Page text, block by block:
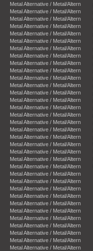
Metal Alternative / Metal/Altern
Metal Alternative / Metal/Altern
Metal Alternative / Metal/Altern
Metal Alternative / Metal/Altern
Metal Alternative / Metal/Altern
Metal Alternative / Metal/Altern
Metal Alternative / Metal/Altern
Metal Alternative / Metal/Altern
Metal Alternative / Metal/Altern
Metal Alternative / Metal/Altern
Metal Alternative / Metal/Altern
Metal Alternative / Metal/Altern
Metal Alternative / Metal/Altern
Metal Alternative / Metal/Altern
Metal Alternative / Metal/Altern
Metal Alternative / Metal/Altern
Metal Alternative / Metal/Altern
Metal Alternative / Metal/Altern
Metal Alternative / Metal/Altern
Metal Alternative / Metal/Altern
Metal Alternative / Metal/Altern
Metal Alternative / Metal/Altern
Metal Alternative / Metal/Altern
Metal Alternative / Metal/Altern
Metal Alternative / Metal/Altern
Metal Alternative / Metal/Altern
Metal Alternative / Metal/Altern
Metal Alternative / Metal/Altern
Metal Alternative / Metal/Altern
Metal Alternative / Metal/Altern
Metal Alternative / Metal/Altern
Metal Alternative / Metal/Altern
Metal Alternative / Metal/Altern
Metal Alternative / Metal/Altern